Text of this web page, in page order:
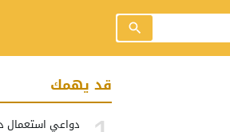
قد يهمك